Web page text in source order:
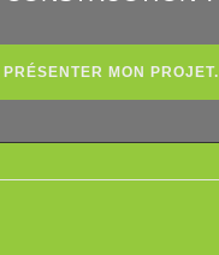
PRÉSENTER MON PROJET.